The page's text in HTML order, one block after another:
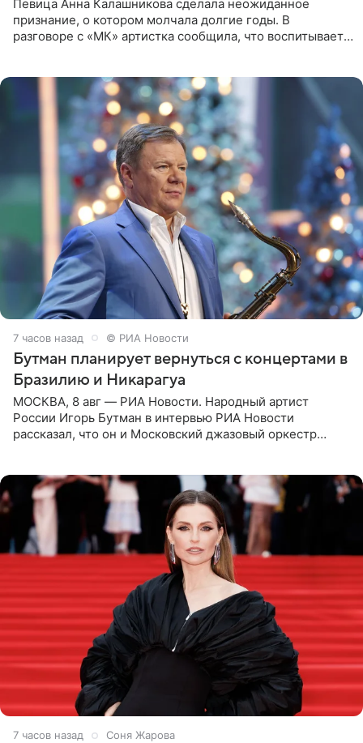
Певица Анна Калашникова сделала неожиданное
признание, о котором молчала долгие годы. В
разговоре с «МК» артистка сообщила, что воспитывает
7 часов назад © РИА Новости
Бутман планирует вернуться с концертами в
Бразилию и Никарагуа
МОСКВА, 8 авг — РИА Новости. Народный артист
России Игорь Бутман в интервью РИА Новости
рассказал, что он и Московский джазовый оркестр
7 часов назад Соня Жарова